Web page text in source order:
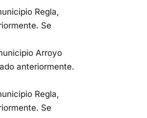
Regla,
Se
Arroyo
anteriormente.
Regla,
Se